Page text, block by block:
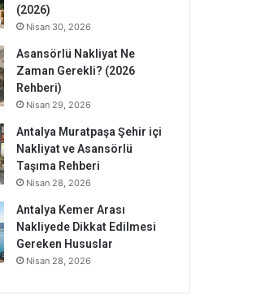
(2026)
Nisan 30, 2026
Asansörlü Nakliyat Ne
Zaman Gerekli? (2026
Rehberi)
Nisan 29, 2026
Antalya Muratpaşa Şehir içi
Nakliyat ve Asansörlü
Taşıma Rehberi
Nisan 28, 2026
Antalya Kemer Arası
Nakliyede Dikkat Edilmesi
Gereken Hususlar
Nisan 28, 2026